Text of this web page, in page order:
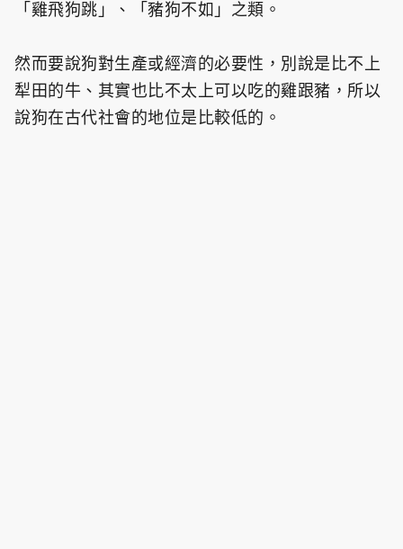
「雞飛狗跳」、「豬狗不如」之類。
然而要說狗對生產或經濟的必要性，別說是比不上
犁田的牛、其實也比不太上可以吃的雞跟豬，所以
說狗在古代社會的地位是比較低的。